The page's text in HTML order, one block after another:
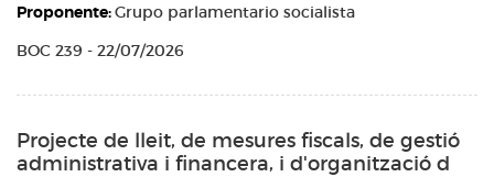
Proponente:Grupo parlamentario socialista
BOC 239 - 22/07/2026
Projecte de lleit, de mesures fiscals, de gestió
administrativa i financera, i d'organització d